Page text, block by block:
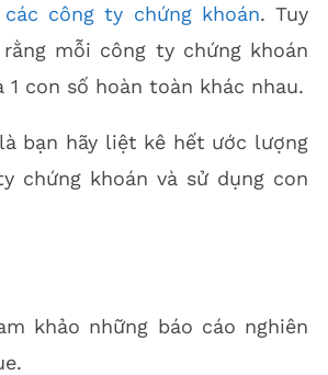
công ty chứng khoán. Tuy
mỗi công ty chứng khoán
1 con số hoàn toàn khác nhau.
bạn hãy liệt kê hết ước lượng
chứng khoán và sử dụng con
khảo những báo cáo nghiên